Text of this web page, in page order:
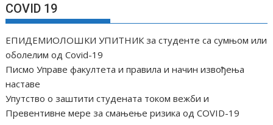
COVID 19
ЕПИДЕМИОЛОШКИ УПИТНИК за студенте са сумњом или
оболелим од Covid-19
Писмо Управе факултета и правила и начин извођења
наставе
Упутство о заштити студената током вежби и
Превентивне мере за смањење ризика од COVID-19